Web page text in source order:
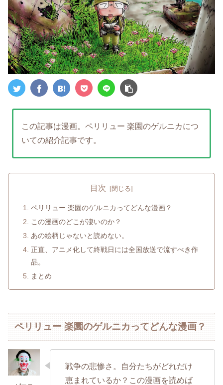
この記事は漫画。ペリリュー 楽園のゲルニカにつ
いての紹介記事です。
目次
ペリリュー 楽園のゲルニカってどんな漫画？
この漫画のどこが凄いのか？
あの絵柄じゃないと読めない。
正直、アニメ化して終戦日には全国放送で流すべき作
品。
まとめ
ペリリュー 楽園のゲルニカってどんな漫画？
戦争の悲惨さ。自分たちがどれだけ
恵まれているか？この漫画を読めば